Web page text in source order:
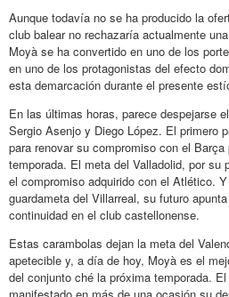
Aunque todavía no se ha producido la
club balear no rechazaría actualmente
Moyà se ha convertido en uno de los
en uno de los protagonistas del efecto
esta demarcación durante el presente
En las últimas horas, parece despejarse
Sergio Asenjo y Diego López. El primero
para renovar su compromiso con el
temporada. El meta del Valladolid, por su
el compromiso adquirido con el Atlético.
guardameta del Villarreal, su futuro
continuidad en el club castellonense.
Estas carambolas dejan la meta del
apetecible y, a día de hoy, Moyà es el
del conjunto ché la próxima temporada.